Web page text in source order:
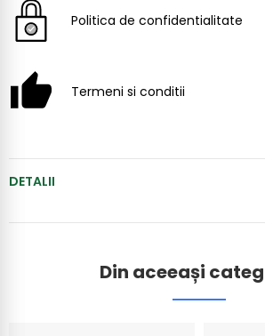
Politica de confidentialitate
Termeni si conditii
DETALII
Din aceeași